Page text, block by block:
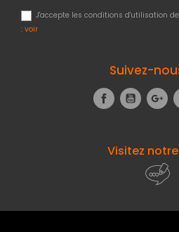
J'accepte les conditions d'utilisation
: voir
Suivez-
Facebook
Visitez